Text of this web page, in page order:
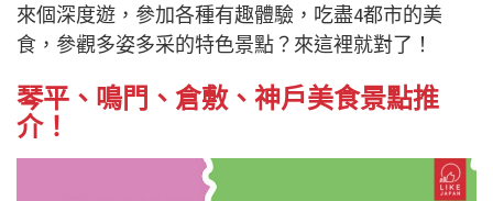
來個深度遊，參加各種有趣體驗，吃盡4都市的美
食，參觀多姿多采的特色景點？來這裡就對了！
琴平、鳴門、倉敷、神戶美食景點推
介！